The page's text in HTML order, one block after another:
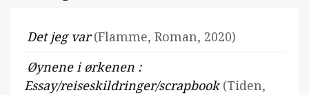
Det jeg var(Flamme, Roman, 2020)
Øynene i ørkenen :
Essay/reiseskildringer/scrapbook(Tiden,